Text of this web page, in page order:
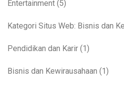
Entertainment (5)
Kategori Situs Web: Bisnis dan
Pendidikan dan Karir (1)
Bisnis dan Kewirausahaan (1)